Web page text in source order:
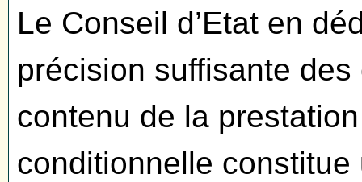
Le Conseil d’Etat en
précision suffisante
contenu de la
conditionnelle